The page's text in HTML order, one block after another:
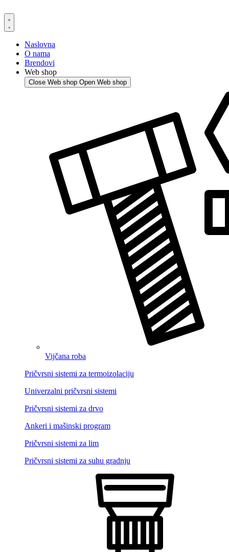
to
content
Naslovna
O nama
Brendovi
Web shop
Close Web shop Open Web shop
Vijčana roba
Pričvrsni sistemi za termoizolaciju
Univerzalni pričvrsni sistemi
Pričvrsni sistemi za drvo
Ankeri i mašinski program
Pričvrsni sistemi za lim
Pričvrsni sistemi za suhu gradnju